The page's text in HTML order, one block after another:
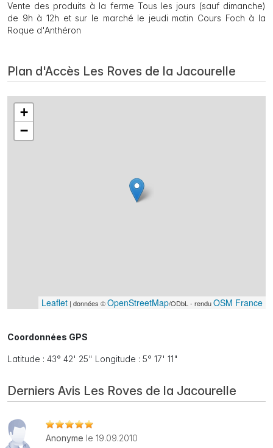
Vente des produits à la ferme Tous les jours (sauf dimanche)
de 9h à 12h et sur le marché le jeudi matin Cours Foch à la
Roque d'Anthéron
Plan d'Accès Les Roves de la Jacourelle
+
−
Leaflet | données ©OpenStreetMap/ODbL - renduOSM France
Coordonnées GPS
Latitude : 43° 42' 25" Longitude : 5° 17' 11"
Derniers Avis Les Roves de la Jacourelle
Anonyme le 19.09.2010